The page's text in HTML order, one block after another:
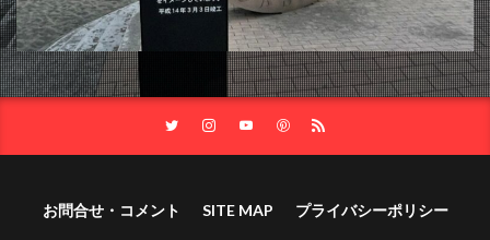
お問合せ・コメント SITE MAP プライバシーポリシー